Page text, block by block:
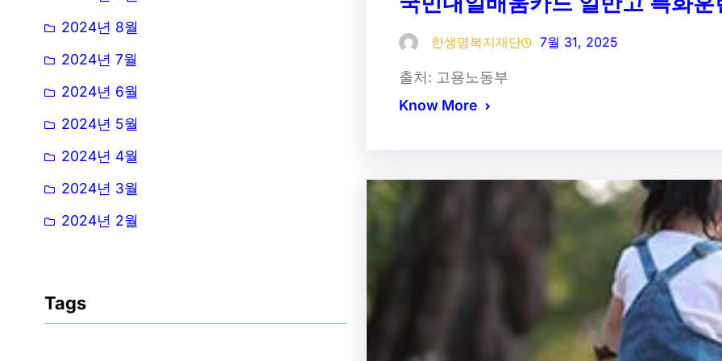
2024년 8월
2024년 7월
2024년 6월
2024년 5월
2024년 4월
2024년 3월
2024년 2월
Tags
한생명복지재단 7월 31, 2025
출처: 고용노동부
Know More